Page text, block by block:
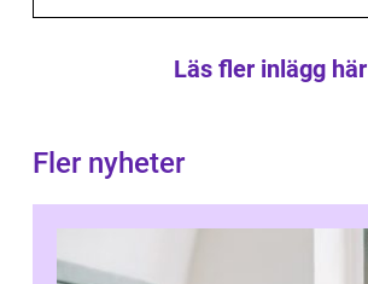
Läs fler inlägg här
Fler nyheter